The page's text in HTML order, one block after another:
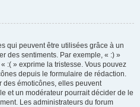
qui peuvent être utilisées grâce à un
des sentiments. Par exemple, « :) »
:( » exprime la tristesse. Vous pouvez
depuis le formulaire de rédaction.
des émoticônes, elles peuvent
et un modérateur pourrait décider de le
Les administrateurs du forum